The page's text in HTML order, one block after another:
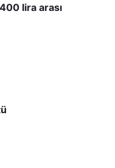
lira arası